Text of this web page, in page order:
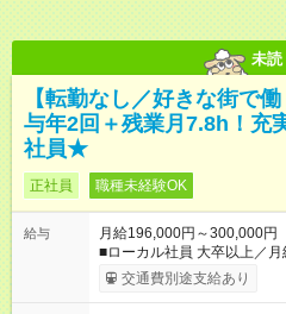
未読
【転勤なし／好きな街で
与年2回＋残業月7.8h！充
社員★
正社員 職種未経験OK
給与
月給196,000円～300,000円
■ローカル社員 大卒以上／
以上／月給196，000円～300，000円 ★エリア
富山県、福井県、岐阜県、
交通費別途支給あり